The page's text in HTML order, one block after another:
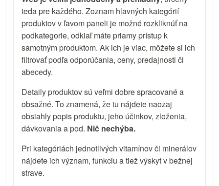
teda pre každého. Zoznam hlavných kategórií
produktov v ľavom paneli je možné rozkliknúť na
podkategorie, odkiaľ máte priamy prístup k
samotným produktom. Ak ich je viac, môžete si ich
filtrovať podľa odporúčania, ceny, predajnosti či
abecedy.
Detaily produktov sú veľmi dobre spracované a
obsažné. To znamená, že tu nájdete naozaj
obsiahly popis produktu, jeho účinkov, zloženia,
dávkovania a pod. Nič nechýba.
Pri kategóriách jednotlivých vitamínov či minerálov
nájdete ich význam, funkciu a tiež výskyt v bežnej
strave.